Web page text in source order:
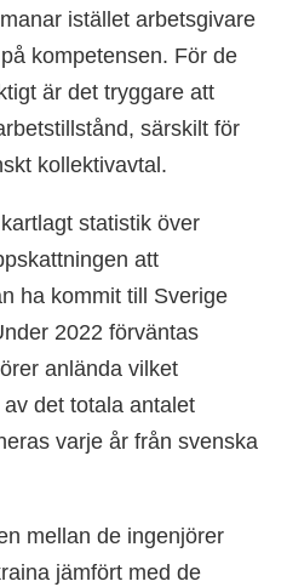
istället arbetsgivare
kompetensen. För de
är det tryggare att
särskilt för
kollektivavtal.
statistik över
att
ha kommit till Sverige
2022 förväntas
anlända vilket
det totala antalet
varje år från svenska
mellan de ingenjörer
jämfört med de